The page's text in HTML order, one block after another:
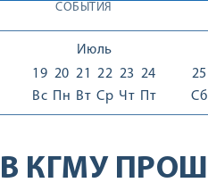
СОБЫТИЯ
Июль
19
Вс
20
Пн
21
Вт
22
Ср
23
Чт
24
Пт
25
Сб
В КГМУ